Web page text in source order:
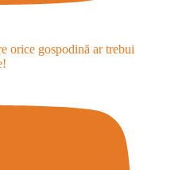
orice gospodină ar trebui